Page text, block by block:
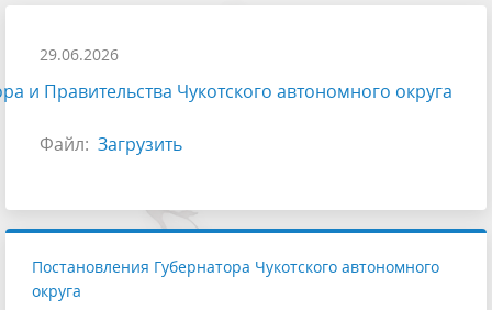
29.06.2026
и Правительства Чукотского автономного округа
Файл: Загрузить
Постановления Губернатора Чукотского автономного
округа